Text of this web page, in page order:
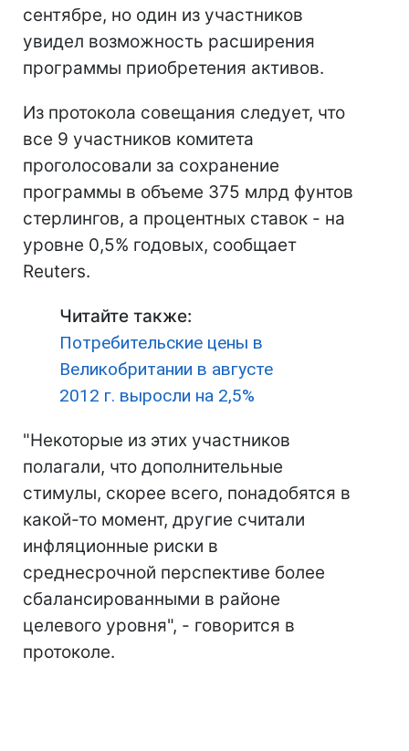
сентябре, но один из участников
увидел возможность расширения
программы приобретения активов.
Из протокола совещания следует, что
все 9 участников комитета
проголосовали за сохранение
программы в объеме 375 млрд фунтов
стерлингов, а процентных ставок - на
уровне 0,5% годовых, сообщает
Reuters.
Читайте также:
Потребительские цены в
Великобритании в августе
2012 г. выросли на 2,5%
"Некоторые из этих участников
полагали, что дополнительные
стимулы, скорее всего, понадобятся в
какой-то момент, другие считали
инфляционные риски в
среднесрочной перспективе более
сбалансированными в районе
целевого уровня", - говорится в
протоколе.